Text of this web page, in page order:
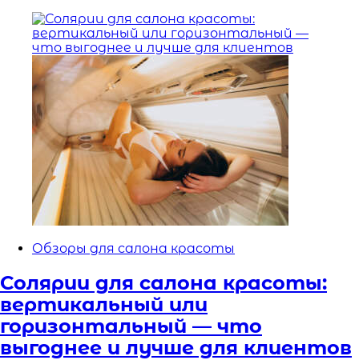
Обзоры для салона красоты
Солярии для салона красоты:
вертикальный или
горизонтальный — что
выгоднее и лучше для клиентов